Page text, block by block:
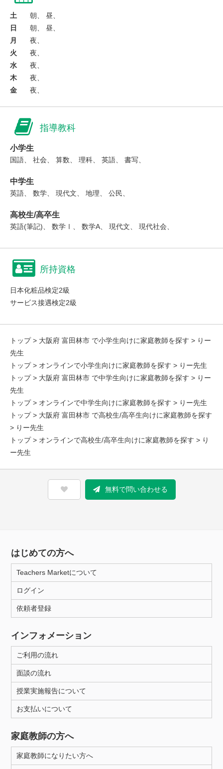
土
朝、 昼、
日
朝、 昼、
月
夜、
火
夜、
水
夜、
木
夜、
金
夜、
指導教科
小学生
国語、 社会、 算数、 理科、 英語、 書写、
中学生
英語、 数学、 現代文、 地理、 公民、
高校生/高卒生
英語(筆記)、 数学Ⅰ、 数学A、 現代文、 現代社会、
所持資格
日本化粧品検定2級
サービス接遇検定2級
トップ> 大阪府 富田林市 で小学生向けに家庭教師を探す > りー
先生
トップ> オンラインで小学生向けに家庭教師を探す > りー先生
トップ> 大阪府 富田林市 で中学生向けに家庭教師を探す > りー
先生
トップ> オンラインで中学生向けに家庭教師を探す > りー先生
トップ> 大阪府 富田林市 で高校生/高卒生向けに家庭教師を探す
> りー先生
トップ> オンラインで高校生/高卒生向けに家庭教師を探す > り
ー先生
無料で問い合わせる
はじめての方へ
Teachers Marketについて
ログイン
依頼者登録
インフォメーション
ご利用の流れ
面談の流れ
授業実施報告について
お支払いについて
家庭教師の方へ
家庭教師になりたい方へ